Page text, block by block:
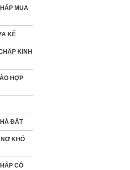
MUA
KẾ
KINH
HỢP
ĐẤT
KHÓ
CỔ